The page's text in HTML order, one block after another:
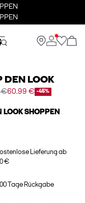
DEN LOOK
€60.99 € -45%
LOOK SHOPPEN
Lieferung ab
€
Tage Rückgabe